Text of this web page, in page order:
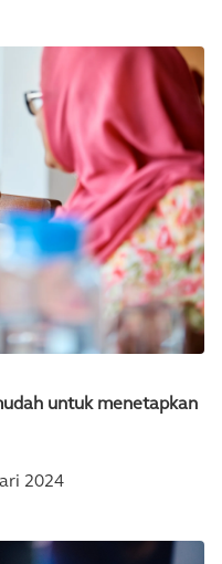
untuk menetapkan
2024